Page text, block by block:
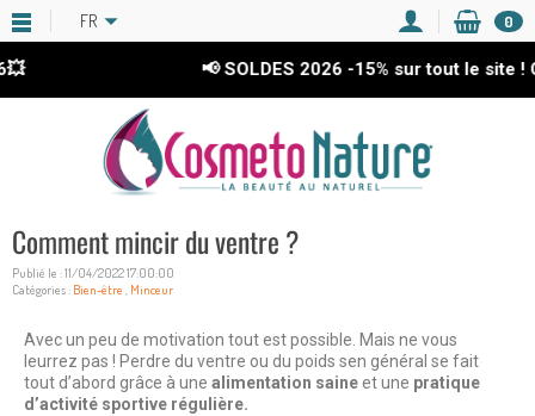
📢 SOLDES 2026-15% sur tout le site ! Code
FR 0
Comment mincir du ventre ?
Publié le : 11/04/2022 17:00:00
Catégories : Bien-être , Minceur
Avec un peu de motivation tout est possible. Mais ne vous
leurrez pas ! Perdre du ventre ou du poids sen général se fait
tout d’abord grâce à une alimentation saineet une pratique
d’activité sportive régulière.